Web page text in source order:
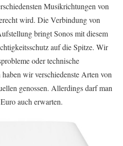
Musikrichtungen von
wird. Die Verbindung von
bringt Sonos mit diesem
auf die Spitze. Wir
oder technische
wir verschiedenste Arten von
genossen. Allerdings darf man
auch erwarten.